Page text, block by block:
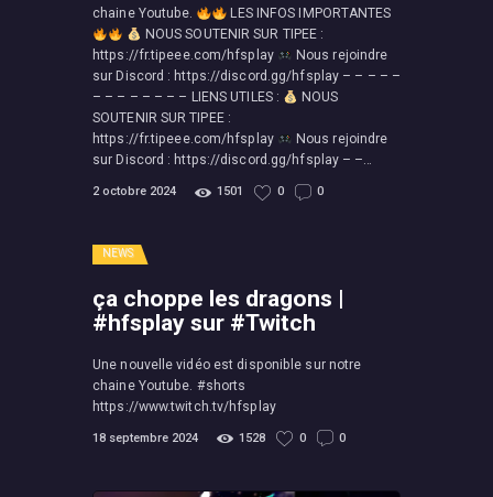
chaine Youtube.
LES INFOS IMPORTANTES
NOUS SOUTENIR SUR TIPEE :
https://fr.tipeee.com/hfsplay
Nous rejoindre
sur Discord : https://discord.gg/hfsplay – – – – –
– – – – – – – – LIENS UTILES :
NOUS
SOUTENIR SUR TIPEE :
https://fr.tipeee.com/hfsplay
Nous rejoindre
sur Discord : https://discord.gg/hfsplay – –…
2 octobre 2024 1501 0 0
NEWS
ça choppe les dragons |
#hfsplay sur #Twitch
Une nouvelle vidéo est disponible sur notre
chaine Youtube. #shorts
https://www.twitch.tv/hfsplay
18 septembre 2024 1528 0 0